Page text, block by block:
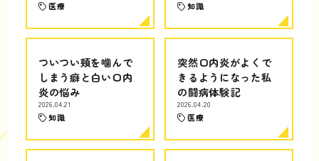
医療 知識
ついつい頬を噛んで
しまう癖と白い口内
炎の悩み
2026.04.21
知識
突然口内炎がよくで
きるようになった私
の闘病体験記
2026.04.20
医療